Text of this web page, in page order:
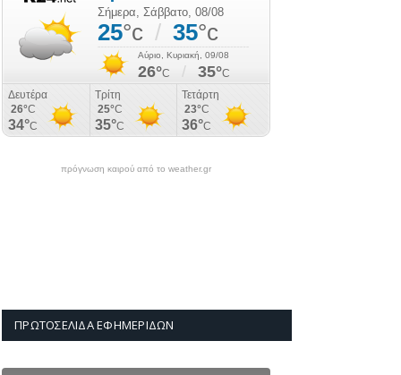
πρόγνωση καιρού από το weather.gr
ΠΡΩΤΟΣΈΛΙΔΑ ΕΦΗΜΕΡΊΔΩΝ